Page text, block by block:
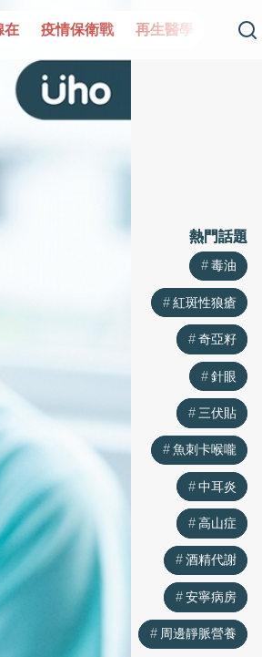
戰 再生醫學 愛的未來視 認
熱門話題
毒油
紅斑性狼瘡
奇亞籽
針眼
三伏貼
魚刺卡喉嚨
中耳炎
高山症
酒精代謝
安寧病房
周邊靜脈營養
熱門話題
毒油
紅斑性狼瘡
奇亞籽
針眼
三伏貼
魚刺卡喉嚨
中耳炎
高山症
酒精代謝
安寧病房
周邊靜脈營養